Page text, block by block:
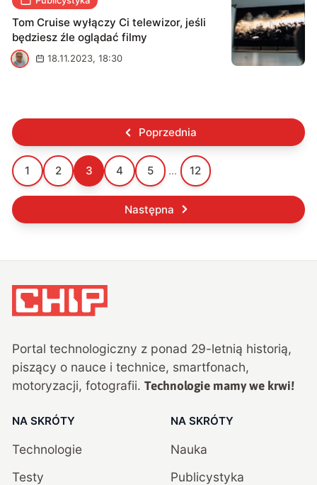
Tom Cruise wyłączy Ci telewizor, jeśli
będziesz źle oglądać filmy
P
18.11.2023, 18:30
Poprzednia
1 2 3 4 5 ... 12
Następna
Portal technologiczny z ponad 29-letnią historią,
piszący o nauce i technice, smartfonach,
motoryzacji, fotografii. Technologie mamy we krwi!
NA SKRÓTY
Technologie
Testy
NA SKRÓTY
Nauka
Publicystyka